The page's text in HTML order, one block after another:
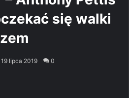
się walki
19 lipca 2019 0